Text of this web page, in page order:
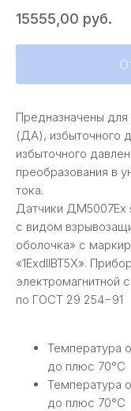
15555,00 руб.
Предназначены
(ДА), избыточного
избыточного
преобразования в
тока.
Датчики ДМ5007Ех
с видом
оболочка» с
«1ЕхdIIВТ5Х».
электромагнитной
по ГОСТ 29 254−91
Температура
до плюс 70°C
Температура
до плюс 70°C